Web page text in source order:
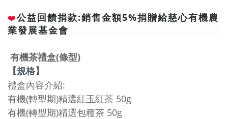
❤️公益回饋捐款:銷售金額5%捐贈給慈心有機農
業發展基金會
有機茶禮盒(條型)
【規格】
禮盒內容介紹:
有機(轉型期)精選紅玉紅茶 50g
有機(轉型期)精選包種茶 50g